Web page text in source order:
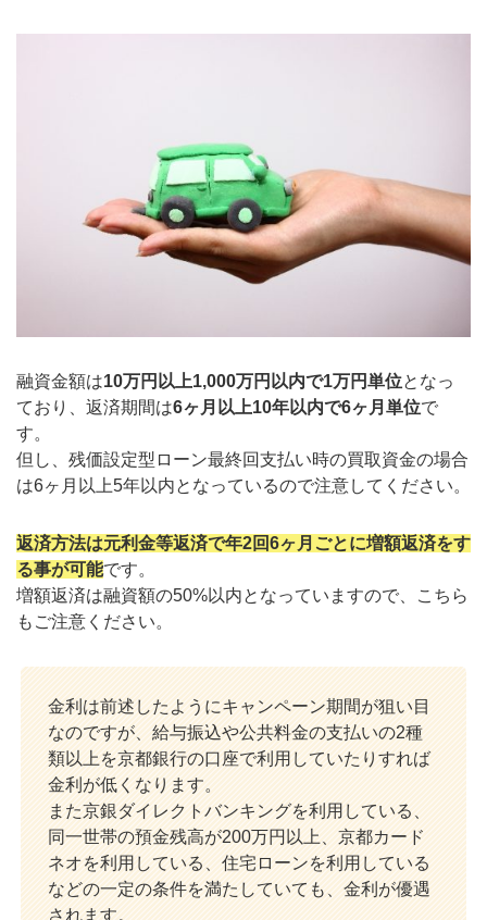
融資金額は10万円以上1,000万円以内で1万円単位となっ
ており、返済期間は6ヶ月以上10年以内で6ヶ月単位で
す。
但し、残価設定型ローン最終回支払い時の買取資金の場合
は6ヶ月以上5年以内となっているので注意してください。
返済方法は元利金等返済で年2回6ヶ月ごとに増額返済をす
る事が可能です。
増額返済は融資額の50%以内となっていますので、こちら
もご注意ください。
金利は前述したようにキャンペーン期間が狙い目
なのですが、給与振込や公共料金の支払いの2種
類以上を京都銀行の口座で利用していたりすれば
金利が低くなります。
また京銀ダイレクトバンキングを利用している、
同一世帯の預金残高が200万円以上、京都カード
ネオを利用している、住宅ローンを利用している
などの一定の条件を満たしていても、金利が優遇
されます。